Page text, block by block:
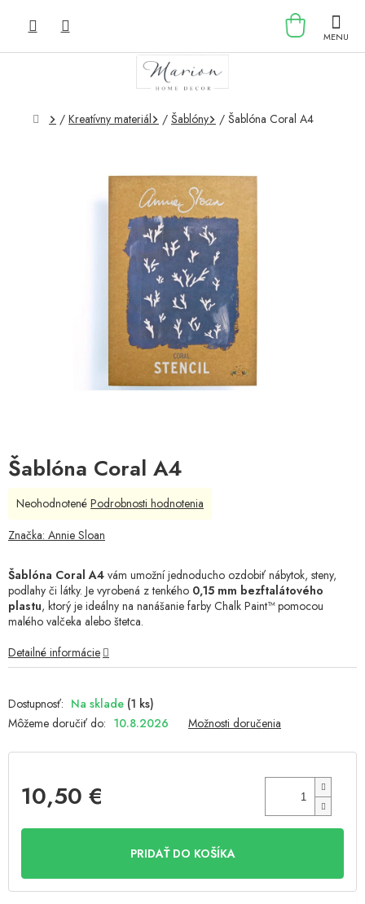
KOŠÍK
Domov
/ Kreatívny materiál / Šablóny / Šablóna Coral A4
Šablóna Coral A4
Na sklade (1 ks)
Môžeme doručiť do: 10.8.2026 Možnosti doručenia
10,50 €
PRIDAŤ DO KOŠÍKA
Šablóna Coral A4 vám umožní jednoducho ozdobiť nábytok, steny,
podlahy či látky. Je vyrobená z tenkého 0,15 mm bezftalátového
plastu, ktorý je ideálny na nanášanie farby Chalk Paint™ pomocou
malého valčeka alebo štetca.
Detailné informácie
Priemerné
produktu
z
5
hviezdičiek.
Neohodnotené Podrobnosti hodnotenia
Značka: Annie Sloan